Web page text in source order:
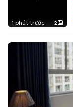
1 phút trước 2